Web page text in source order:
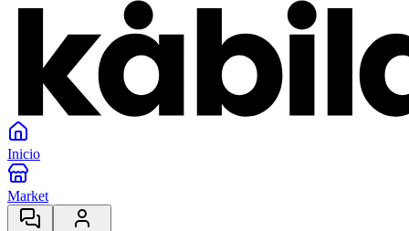
Inicio
Market